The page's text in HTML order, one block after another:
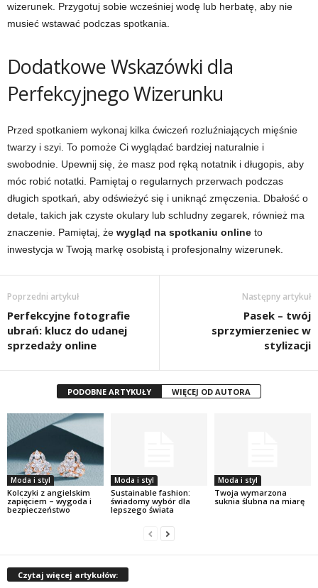
wizerunek. Przygotuj sobie wcześniej wodę lub herbatę, aby nie
musieć wstawać podczas spotkania.
Dodatkowe Wskazówki dla
Perfekcyjnego Wizerunku
Przed spotkaniem wykonaj kilka ćwiczeń rozluźniających mięśnie
twarzy i szyi. To pomoże Ci wyglądać bardziej naturalnie i
swobodnie. Upewnij się, że masz pod ręką notatnik i długopis, aby
móc robić notatki. Pamiętaj o regularnych przerwach podczas
długich spotkań, aby odświeżyć się i uniknąć zmęczenia. Dbałość o
detale, takich jak czyste okulary lub schludny zegarek, również ma
znaczenie. Pamiętaj, że wygląd na spotkaniu online to
inwestycja w Twoją markę osobistą i profesjonalny wizerunek.
Poprzedni artykuł
Perfekcyjne fotografie
ubrań: klucz do udanej
sprzedaży online
Następny artykuł
Pasek – twój
sprzymierzeniec w
stylizacji
PODOBNE ARTYKUŁY WIĘCEJ OD AUTORA
Moda i styl
Kolczyki z angielskim
zapięciem – wygoda i
bezpieczeństwo
Moda i styl
Sustainable fashion:
świadomy wybór dla
lepszego świata
Moda i styl
Twoja wymarzona
suknia ślubna na miarę
Czytaj więcej artykułów: